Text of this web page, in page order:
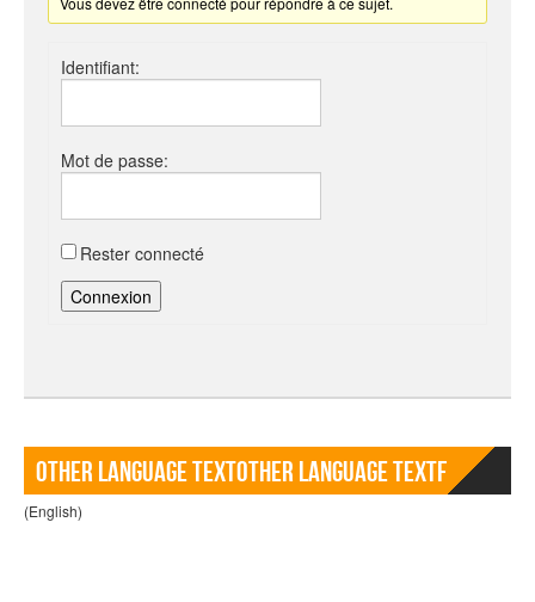
Identifiant:
Mot de passe:
Rester connecté
Connexion
Other language TextOther language Textf
(English)